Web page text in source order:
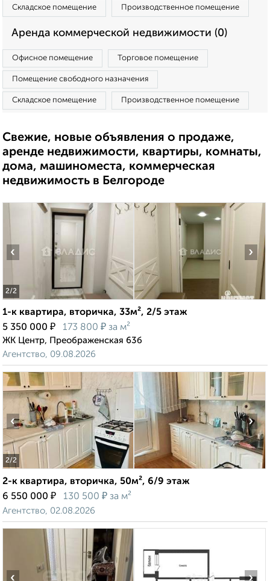
Складское помещение Производственное помещение
Аренда коммерческой недвижимости (0)
Офисное помещение Торговое помещение
Помещение свободного назначения
Складское помещение Производственное помещение
Свежие, новые объявления о продаже,
аренде недвижимости, квартиры, комнаты,
дома, машиноместа, коммерческая
недвижимость в Белгороде
2/2
‹ ›
1-к квартира, вторичка, 33м², 2/5 этаж
5 350 000 ₽ 173 800 ₽ за м²
ЖК Центр, Преображенская 63б
Агентство, 09.08.2026
2/2
‹ ›
2-к квартира, вторичка, 50м², 6/9 этаж
6 550 000 ₽ 130 500 ₽ за м²
Агентство, 02.08.2026
‹ ›